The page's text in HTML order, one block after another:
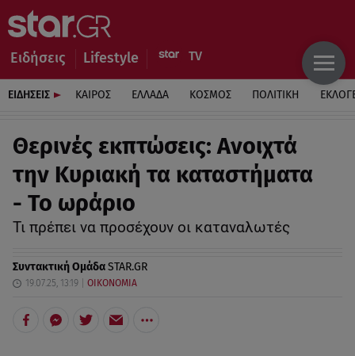
Ειδήσεις Lifestyle
ΕΙΔΗΣΕΙΣ ΚΑΙΡΟΣ ΕΛΛΑΔΑ ΚΟΣΜΟΣ ΠΟΛΙΤΙΚΗ
Θερινές εκπτώσεις: Ανοιχτά
την Κυριακή τα καταστήματα
- Το ωράριο
Τι πρέπει να προσέχουν οι καταναλωτές
Συντακτική ΟμάδαSTAR.GR
19.07.25, 13:19 ΟΙΚΟΝΟΜΙΑ